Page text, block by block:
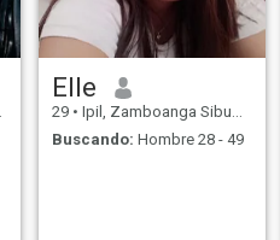
Elle
29 • Ipil, Zamboanga Sibugay, Filipinas
Buscando: Hombre 28 - 49